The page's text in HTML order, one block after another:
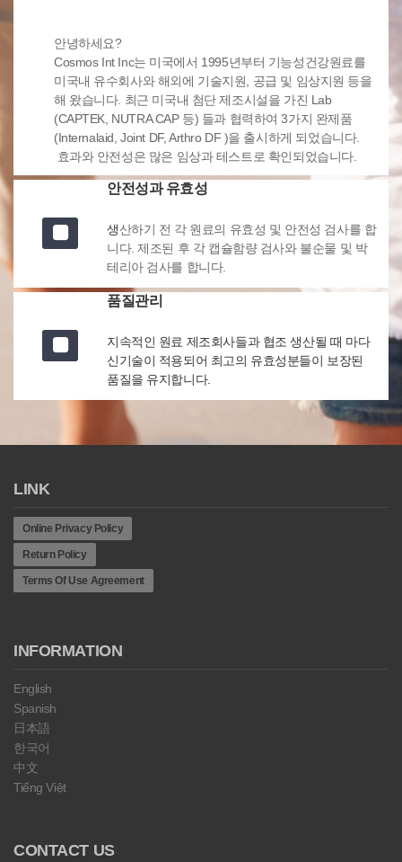
안녕하세요?
Cosmos Int Inc는 미국에서 1995년부터 기능성건강원료를
미국내 유수회사와 해외에 기술지원, 공급 및 임상지원 등을
해 왔습니다. 최근 미국내 첨단 제조시설을 가진 Lab
(CAPTEK, NUTRA CAP 등) 들과 협력하여 3가지 완제품
(Internalaid, Joint DF, Arthro DF )을 출시하게 되었습니다.
효과와 안전성은 많은 임상과 테스트로 확인되었습니다.
안전성과 유효성
생산하기 전 각 원료의 유효성 및 안전성 검사를 합
니다. 제조된 후 각 캡슐함량 검사와 불순물 및 박
테리아 검사를 합니다.
품질관리
지속적인 원료 제조회사들과 협조 생산될 때 마다
신기술이 적용되어 최고의 유효성분들이 보장된
품질을 유지합니다.
LINK
Online Privacy Policy
Return Policy
Terms Of Use Agreement
INFORMATION
English
Spanish
日本語
한국어
中文
Tiếng Việt
CONTACT US